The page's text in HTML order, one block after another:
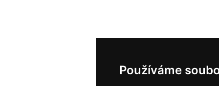
Používáme